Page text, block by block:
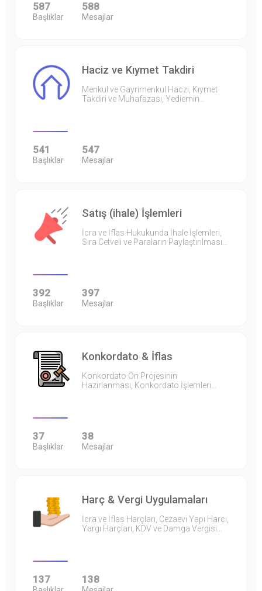
587
Başlıklar
588
Mesajlar
Haciz ve Kıymet Takdiri
Menkul ve Gayrimenkul Haczi, Kıymet
Takdiri ve Muhafazası, Yediemin…
541
Başlıklar
547
Mesajlar
Satış (ihale) İşlemleri
İcra ve İflas Hukukunda İhale İşlemleri,
Sıra Cetveli ve Paraların Paylaştırılması…
392
Başlıklar
397
Mesajlar
Konkordato & İflas
Konkordato Ön Projesinin
Hazırlanması, Konkordato İşlemleri…
37
Başlıklar
38
Mesajlar
Harç & Vergi Uygulamaları
İcra ve İflas Harçları, Cezaevi Yapı Harcı,
Yargı Harçları, KDV ve Damga Vergisi…
137 138